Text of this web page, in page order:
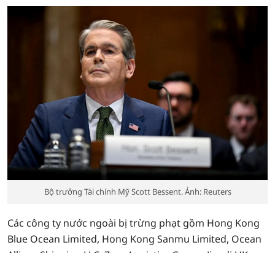
Bộ trưởng Tài chính Mỹ Scott Bessent. Ảnh: Reuters
Các công ty nước ngoài bị trừng phạt gồm Hong Kong
Blue Ocean Limited, Hong Kong Sanmu Limited, Ocean